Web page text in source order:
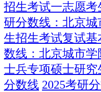
招生考试一志愿
研分数线：北京城
生招生考试复试基
数线：北京城市学
士兵专项硕士研
分数线 2025考研